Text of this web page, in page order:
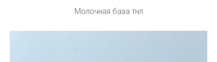
Молочная база тнл